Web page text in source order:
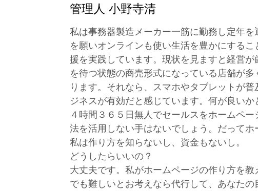
管理人 小野寺清
私は事務器製造メーカー一筋に勤務し定年
を願いオンラインも使い生活を豊かにする
援を実践しています。現状を見ますと経営
を待つ状態の商売形式になっている店舗が
ります。それなら、スマホやタブレットが
ジネスが有効だと感じています。何が良い
４時間３６５日無人でセールスをホームペ
法を活用しない手はないでしょう。だって
私は作り方を知らないし、資金もないし。
どうしたらいいの？
大丈夫です。私がホームページの作り方を教
でも難しいとお考えなら代行して、あなたの